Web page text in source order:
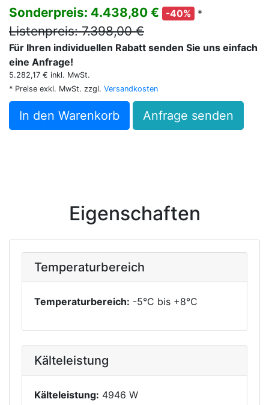
Sonderpreis: 4.438,80 € -40% *
Listenpreis: 7.398,00 €
Für Ihren individuellen Rabatt senden Sie uns einfach
eine Anfrage!
5.282,17 € inkl. MwSt.
* Preise exkl. MwSt. zzgl. Versandkosten
In den Warenkorb Anfrage senden
Eigenschaften
Temperaturbereich
Temperaturbereich: -5°C bis +8°C
Kälteleistung
Kälteleistung: 4946 W